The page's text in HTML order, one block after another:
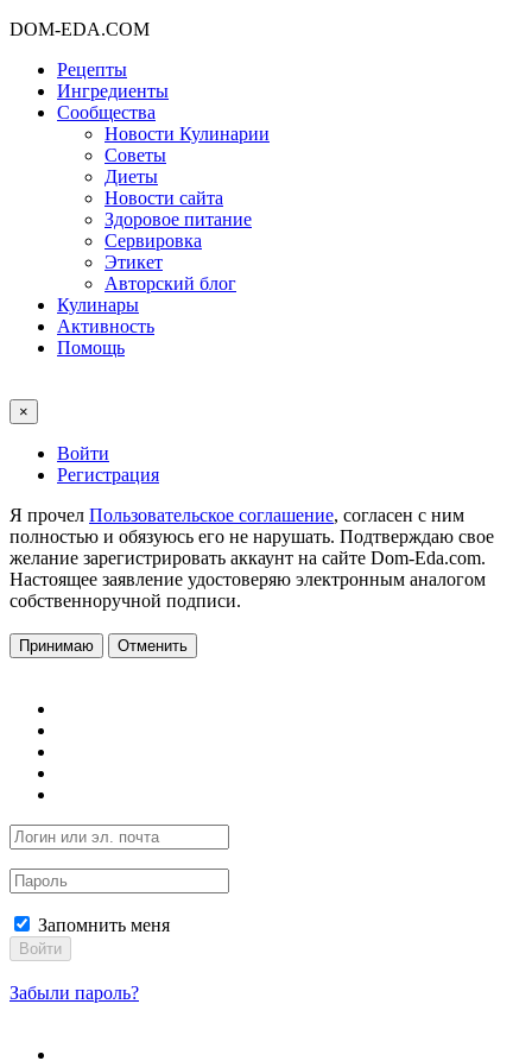
DOM-EDA.COM
Рецепты
Ингредиенты
Сообщества
Новости Кулинарии
Советы
Диеты
Новости сайта
Здоровое питание
Сервировка
Этикет
Авторский блог
Кулинары
Активность
Помощь
×
Войти
Регистрация
Я прочел Пользовательское соглашение, согласен с ним
полностью и обязуюсь его не нарушать. Подтверждаю свое
желание зарегистрировать аккаунт на сайте Dom-Eda.com.
Настоящее заявление удостоверяю электронным аналогом
собственноручной подписи.
Принимаю Отменить
Запомнить меня
Войти
Забыли пароль?